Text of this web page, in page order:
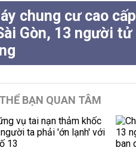
chung cư cao cấp
Gòn, 13 người tử
BẠN QUAN TÂM